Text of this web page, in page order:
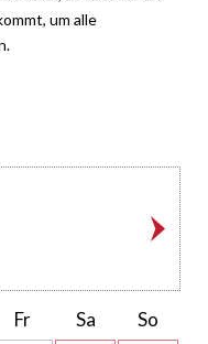
um alle
Fr Sa So